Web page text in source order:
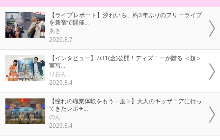
【ライブレポート】汐れいら、約3年ぶりのフリーライブ
を新宿で開催...
あき
2026.8.7
【インタビュー】7/31(金)公開！ディズニーが贈る ＜超＞
実写...
りおん
2026.8.4
【憧れの職業体験をもう一度✨】大人のキッザニアに行っ
てきたレポ✈...
のん
2026.8.4